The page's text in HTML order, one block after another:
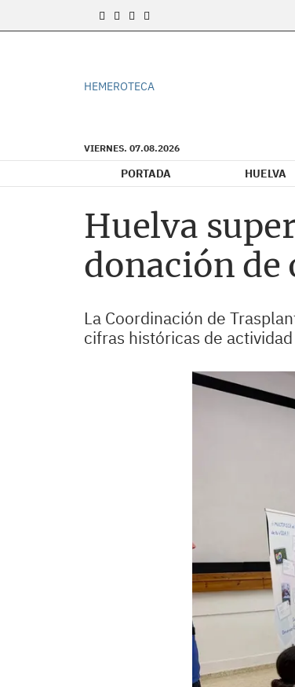
HEMEROTECA
VIERNES. 07.08.2026
PORTADA HUELVA
Huelva
donación de
La Coordinación de
cifras históricas de actividad